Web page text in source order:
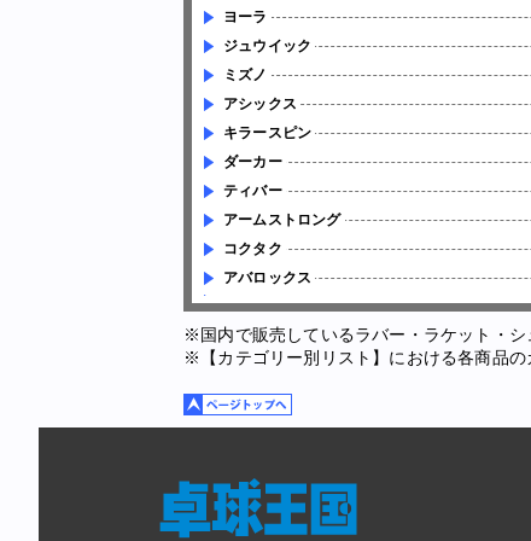
ヨーラ
ジュウイック
ミズノ
アシックス
キラースピン
ダーカー
ティバー
アームストロング
コクタク
アバロックス
※国内で販売しているラバー・ラケット・シ
※【カテゴリー別リスト】における各商品